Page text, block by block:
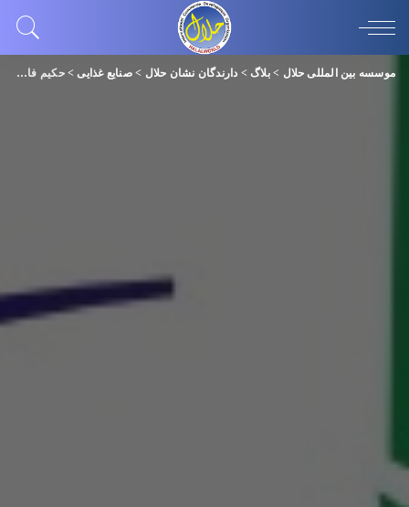
موسسه بین المللی حلال >بلاگ> دارندگان نشان حلال >صنایع غذایی>حکیم فارابی